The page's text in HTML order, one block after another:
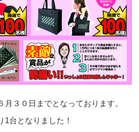
３０日までとなっております。
1台となりました！